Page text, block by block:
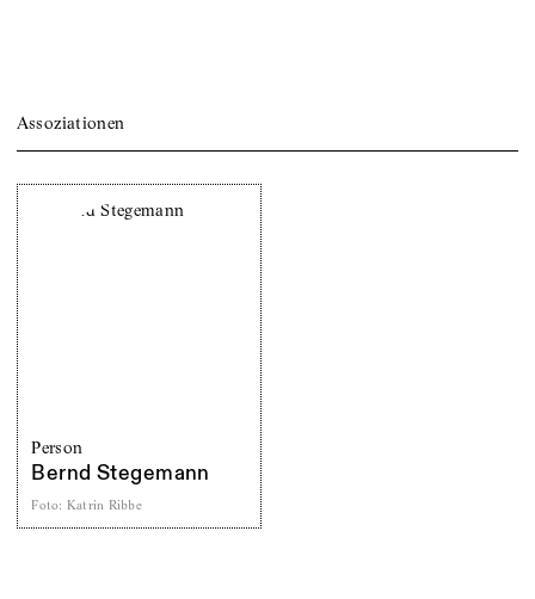
Assoziationen
Person
Bernd Stegemann
Foto: Katrin Ribbe